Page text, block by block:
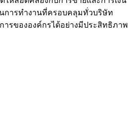
การทำงานที่ครอบคลุมทั่วบริษัท
รขององค์กรได้อย่างมีประสิทธิภาพ